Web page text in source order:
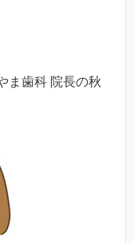
ま歯科 院長の秋